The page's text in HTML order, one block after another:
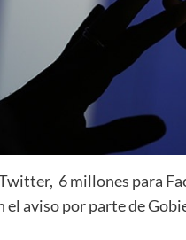
6 millones para
el aviso por parte de